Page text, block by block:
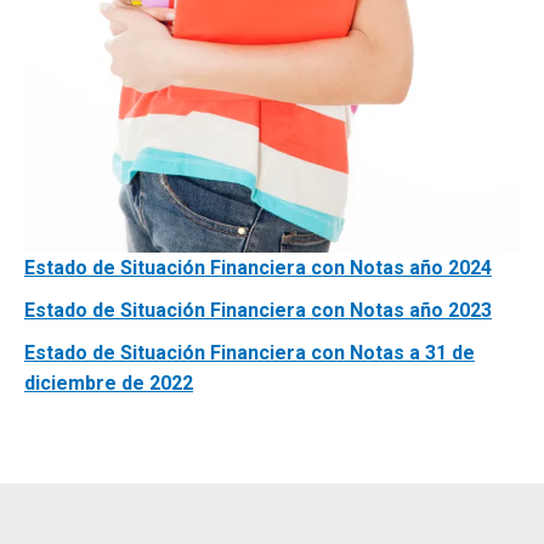
Estado de Situación Financiera con Notas año 2024
Estado de Situación Financiera con Notas año 2023
Estado de Situación Financiera con Notas a 31 de
diciembre de 2022